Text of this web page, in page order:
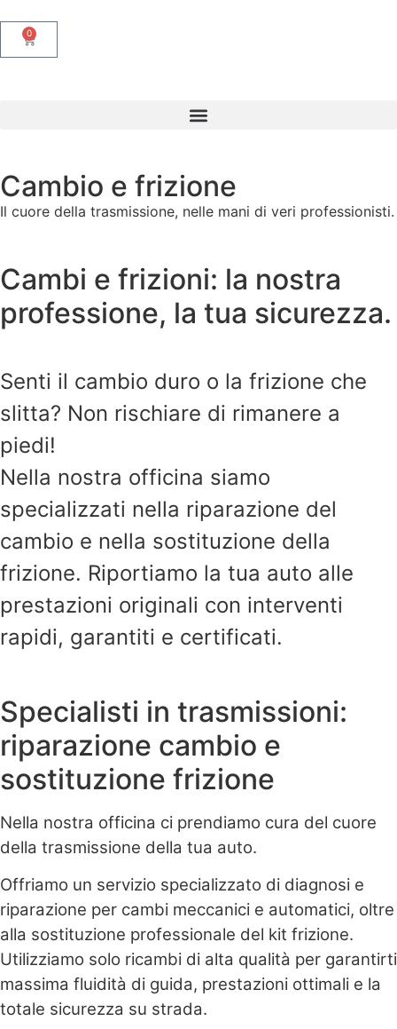
0
Cambio e frizione
Il cuore della trasmissione, nelle mani di veri professionisti.
Cambi e frizioni: la nostra
professione, la tua sicurezza.
Senti il cambio duro o la frizione che
slitta? Non rischiare di rimanere a
piedi!
Nella nostra officina siamo
specializzati nella riparazione del
cambio e nella sostituzione della
frizione. Riportiamo la tua auto alle
prestazioni originali con interventi
rapidi, garantiti e certificati.
Specialisti in trasmissioni:
riparazione cambio e
sostituzione frizione
Nella nostra officina ci prendiamo cura del cuore
della trasmissione della tua auto.
Offriamo un servizio specializzato di diagnosi e
riparazione per cambi meccanici e automatici, oltre
alla sostituzione professionale del kit frizione.
Utilizziamo solo ricambi di alta qualità per garantirti
massima fluidità di guida, prestazioni ottimali e la
totale sicurezza su strada.